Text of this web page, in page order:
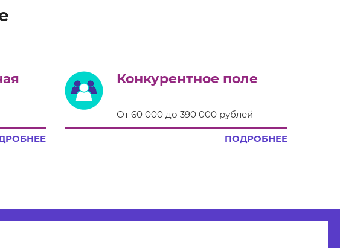
Конкурентное поле
От 60 000 до 390 000 рублей
ПОДРОБНЕЕ